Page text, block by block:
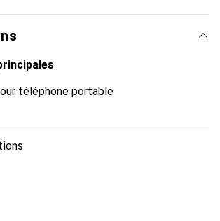
un choix sûr pour une clientèle
téléphone portable